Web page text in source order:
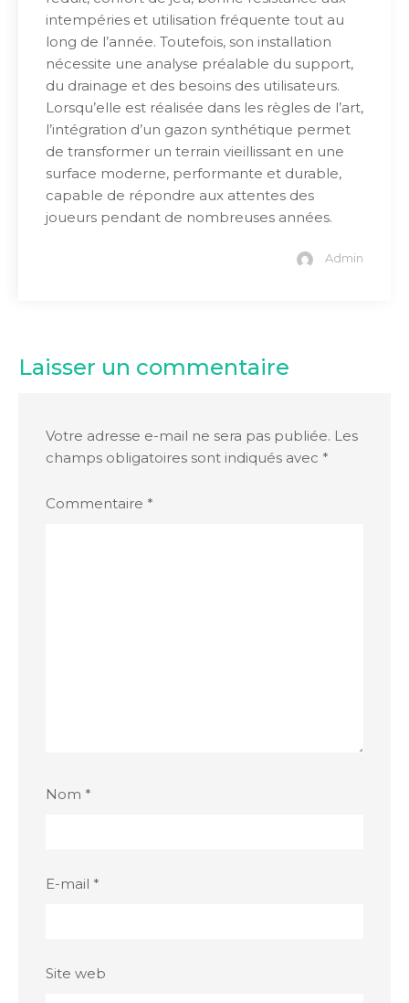
intempéries et utilisation fréquente tout au
long de l’année. Toutefois, son installation
nécessite une analyse préalable du support,
du drainage et des besoins des utilisateurs.
Lorsqu’elle est réalisée dans les règles de l’art,
l’intégration d’un gazon synthétique permet
de transformer un terrain vieillissant en une
surface moderne, performante et durable,
capable de répondre aux attentes des
joueurs pendant de nombreuses années.
Admin
Laisser un commentaire
Votre adresse e-mail ne sera pas publiée. Les
champs obligatoires sont indiqués avec *
Commentaire *
Nom *
E-mail *
Site web